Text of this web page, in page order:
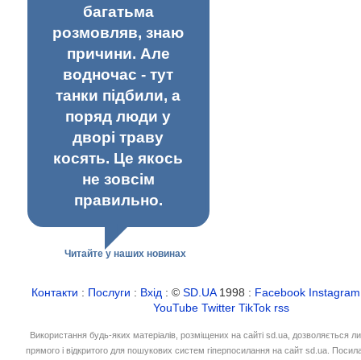
багатьма
розмовляв, знаю
причини. Але
водночас - тут
танки підбили, а
поряд люди у
дворі траву
косять. Це якось
не зовсім
правильно.
Читайте у наших новинах
Контакти : Послуги : Вхід : ©SD.UA1998 : Facebook Instagram
YouTube Twitter TikTok rss
Використання будь-яких матеріалів, розміщених на сайті sd.ua, дозволяється
прямого і відкритого для пошукових систем гіперпосилання на сайт sd.ua.